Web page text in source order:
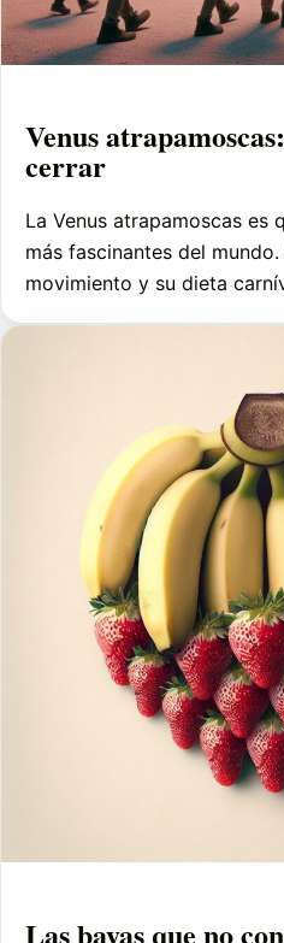
Venus
cerrar
La Venus atrapamoscas es
más fascinantes del
movimiento y su dieta
Las bayas que no